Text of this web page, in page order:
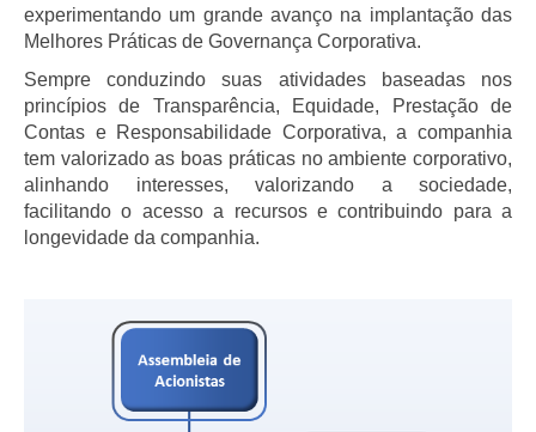
experimentando um grande avanço na implantação das
Melhores Práticas de Governança Corporativa.
Sempre conduzindo suas atividades baseadas nos
princípios de Transparência, Equidade, Prestação de
Contas e Responsabilidade Corporativa, a companhia
tem valorizado as boas práticas no ambiente corporativo,
alinhando interesses, valorizando a sociedade,
facilitando o acesso a recursos e contribuindo para a
longevidade da companhia.